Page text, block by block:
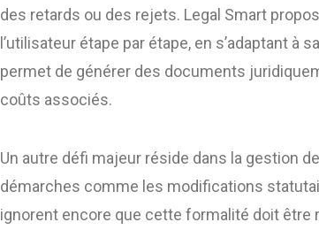
des retards ou des rejets. Legal Smart
l’utilisateur étape par étape, en s’adaptant
permet de générer des documents
coûts associés.
Un autre défi majeur réside dans la gestion
démarches comme les modifications
ignorent encore que cette formalité doit être